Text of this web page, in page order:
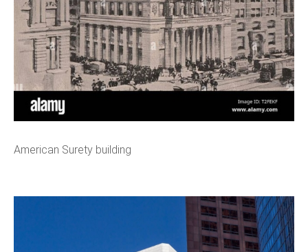
American Surety building